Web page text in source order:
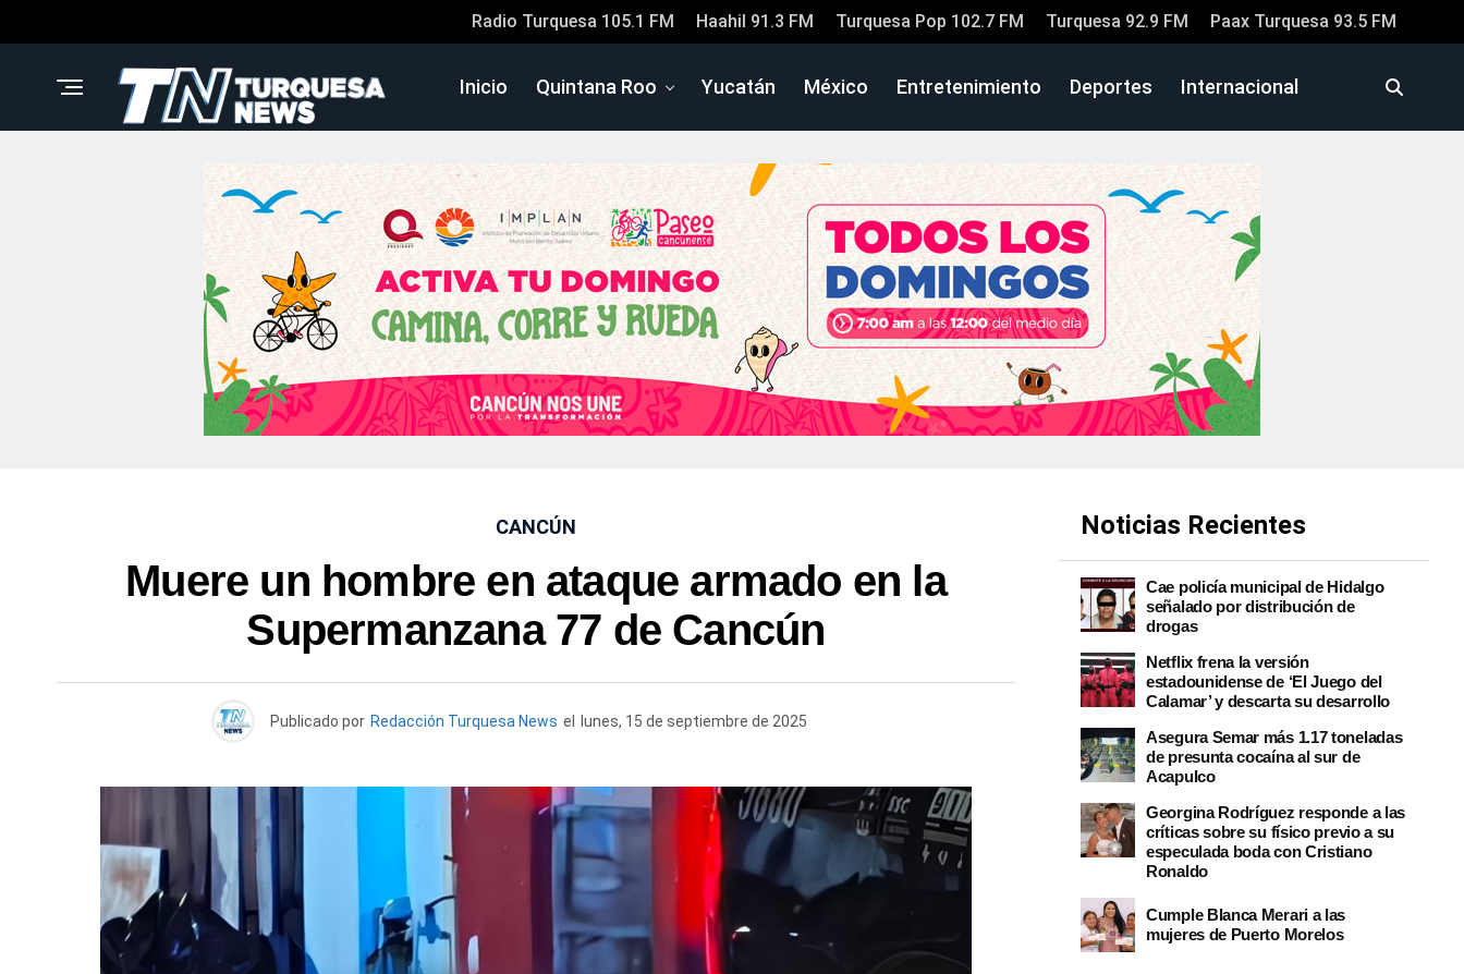
Radio Turquesa 105.1 FM Haahil 91.3 FM Turquesa Pop 102.7 FM Turquesa 92.9 FM Paax Turquesa 93.5 FM
Inicio Quintana Roo Yucatán México Entretenimiento Deportes Internacional
CANCÚN
Muere un hombre en ataque armado en la
Supermanzana 77 de Cancún
Publicado por Redacción Turquesa News el lunes, 15 de septiembre de 2025
Noticias Recientes
Cae policía municipal de Hidalgo
señalado por distribución de
drogas
Netflix frena la versión
estadounidense de ‘El Juego del
Calamar’ y descarta su desarrollo
Asegura Semar más 1.17 toneladas
de presunta cocaína al sur de
Acapulco
Georgina Rodríguez responde a las
críticas sobre su físico previo a su
especulada boda con Cristiano
Ronaldo
Cumple Blanca Merari a las
mujeres de Puerto Morelos